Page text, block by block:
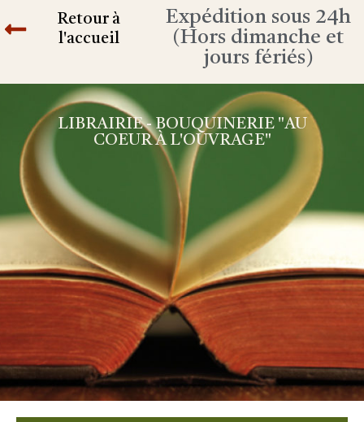
Retour à
l'accueil
Expédition sous 24h
(Hors dimanche et
jours fériés)
LIBRAIRIE - BOUQUINERIE "AU
COEUR À L'OUVRAGE"